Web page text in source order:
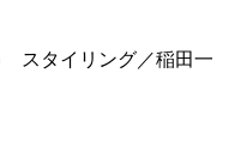
スタイリング／稲田一